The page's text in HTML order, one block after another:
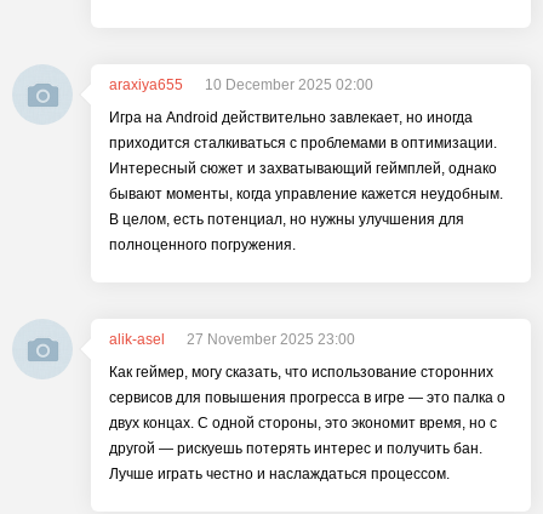
araxiya655
10 December 2025 02:00
Игра на Android действительно завлекает, но иногда
приходится сталкиваться с проблемами в оптимизации.
Интересный сюжет и захватывающий геймплей, однако
бывают моменты, когда управление кажется неудобным.
В целом, есть потенциал, но нужны улучшения для
полноценного погружения.
alik-asel
27 November 2025 23:00
Как геймер, могу сказать, что использование сторонних
сервисов для повышения прогресса в игре — это палка о
двух концах. С одной стороны, это экономит время, но с
другой — рискуешь потерять интерес и получить бан.
Лучше играть честно и наслаждаться процессом.